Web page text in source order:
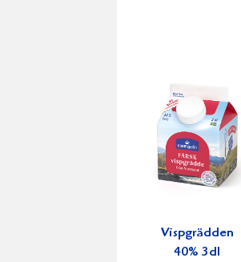
Vispgrädden
40% 3dl